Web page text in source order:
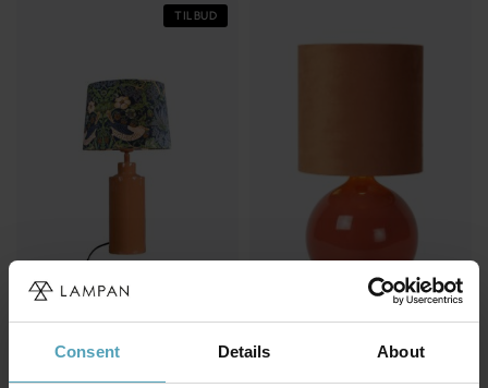
Consent Details About
TILBUD
PR HOME
kr 952
Veil. kr 1 269
LUCIDE
kr 916